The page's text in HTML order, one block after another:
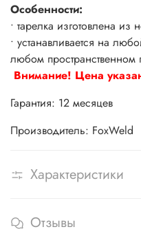
Особенности:
• тарелка изготовлена
• устанавливается на
любом
Внимание! Цена
Гарантия: 12 месяцев
Производитель: FoxWeld
Характеристики
Отзывы